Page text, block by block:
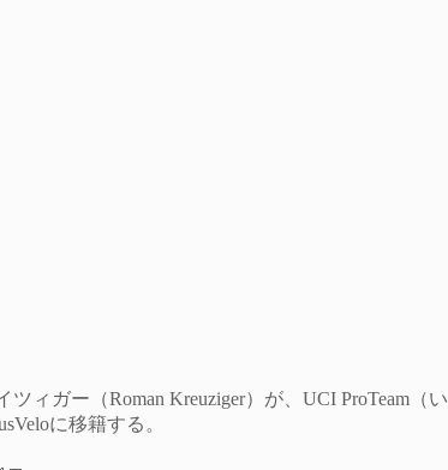
ィガー（Roman Kreuziger）が、UCI ProTeam（い
に移籍する。